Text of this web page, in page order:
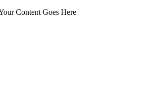
Content Goes Here